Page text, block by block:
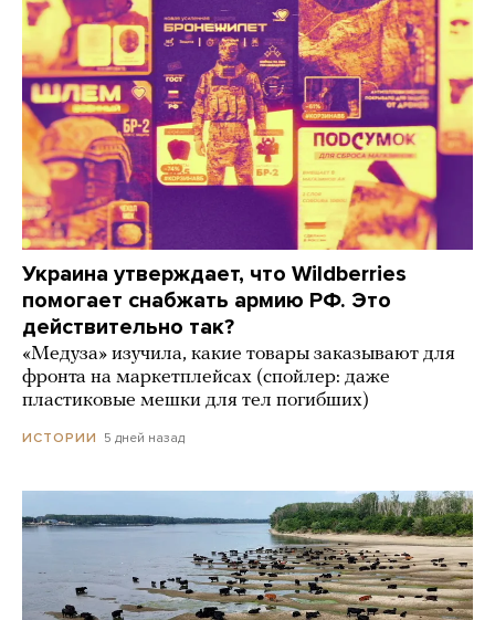
Украина утверждает, что Wildberries
помогает снабжать армию РФ. Это
действительно так?
«Медуза» изучила, какие товары заказывают для
фронта на маркетплейсах (спойлер: даже
пластиковые мешки для тел погибших)
ИСТОРИИ 5 дней назад